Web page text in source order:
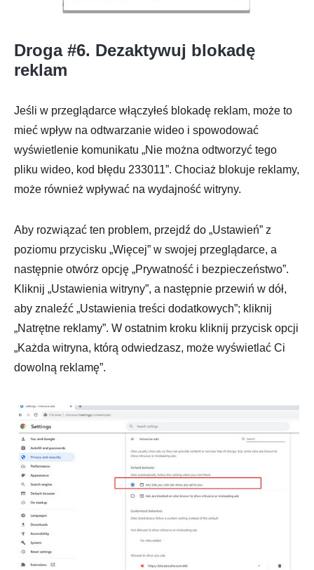
Droga #6. Dezaktywuj blokadę
reklam
Jeśli w przeglądarce włączyłeś blokadę reklam, może to
mieć wpływ na odtwarzanie wideo i spowodować
wyświetlenie komunikatu „Nie można odtworzyć tego
pliku wideo, kod błędu 233011”. Chociaż blokuje reklamy,
może również wpływać na wydajność witryny.
Aby rozwiązać ten problem, przejdź do „Ustawień” z
poziomu przycisku „Więcej” w swojej przeglądarce, a
następnie otwórz opcję „Prywatność i bezpieczeństwo”.
Kliknij „Ustawienia witryny”, a następnie przewiń w dół,
aby znaleźć „Ustawienia treści dodatkowych”; kliknij
„Natrętne reklamy”. W ostatnim kroku kliknij przycisk opcji
„Każda witryna, którą odwiedzasz, może wyświetlać Ci
dowolną reklamę”.